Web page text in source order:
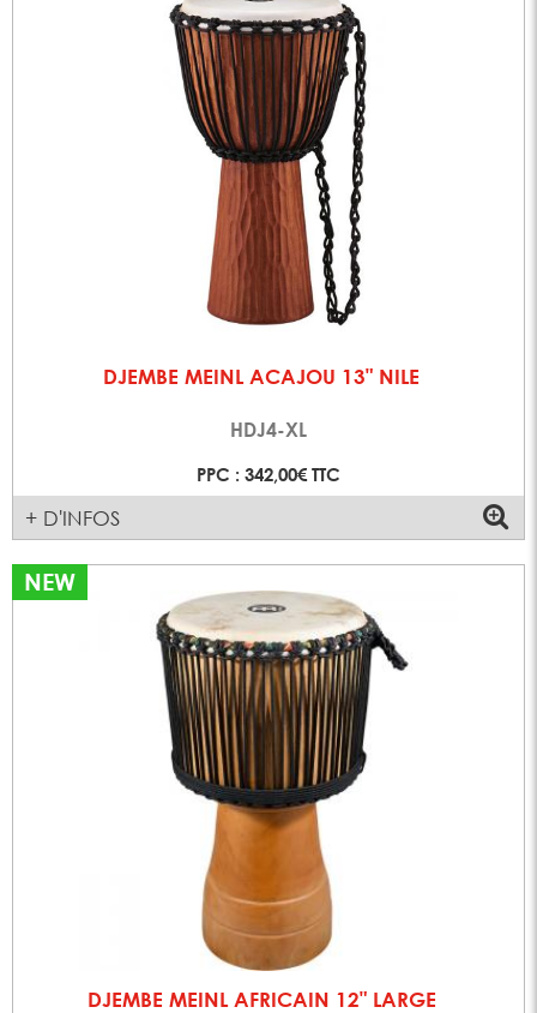
DJEMBE MEINL ACAJOU 13" NILE
HDJ4-XL
PPC : 342,00€ TTC
+ D'INFOS
NEW
DJEMBE MEINL AFRICAIN 12" LARGE